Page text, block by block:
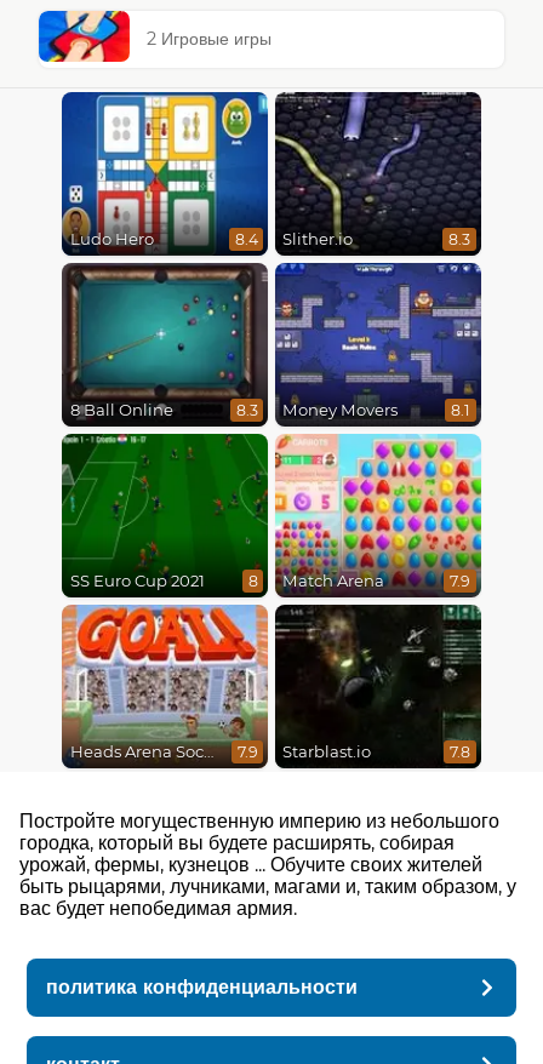
2 Игровые игры
Ludo Hero 8.4 Slither.io 8.3
8 Ball Online 8.3 Money Movers 8.1
SS Euro Cup 2021 8 Match Arena 7.9
Heads Arena Soccer All Stars 7.9 Starblast.io 7.8
Постройте могущественную империю из небольшого
городка, который вы будете расширять, собирая
урожай, фермы, кузнецов ... Обучите своих жителей
быть рыцарями, лучниками, магами и, таким образом, у
вас будет непобедимая армия.
политика конфиденциальности